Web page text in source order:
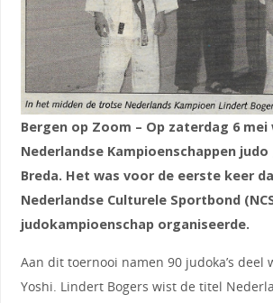
Bergen op Zoom – Op zaterdag 6 mei
Nederlandse Kampioenschappen
Breda. Het was voor de eerste keer
Nederlandse Culturele Sportbond
judokampioenschap organiseerde.
Aan dit toernooi namen 90 judoka’s deel
Yoshi. Lindert Bogers wist de titel